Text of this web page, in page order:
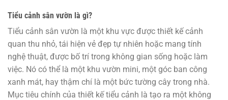
Tiểu cảnh sân vườn là gì?
Tiểu cảnh sân vườn là một khu vực được thiết kế cảnh
quan thu nhỏ, tái hiện vẻ đẹp tự nhiên hoặc mang tính
nghệ thuật, được bố trí trong không gian sống hoặc làm
việc. Nó có thể là một khu vườn mini, một góc ban công
xanh mát, hay thậm chí là một bức tường cây trong nhà.
Mục tiêu chính của thiết kế tiểu cảnh là tạo ra một không